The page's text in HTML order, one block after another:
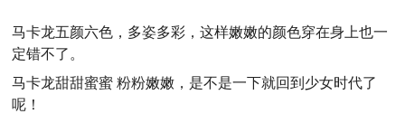
马卡龙五颜六色，多姿多彩，这样嫩嫩的颜色穿在身上也一
定错不了。
马卡龙甜甜蜜蜜 粉粉嫩嫩，是不是一下就回到少女时代了
呢！